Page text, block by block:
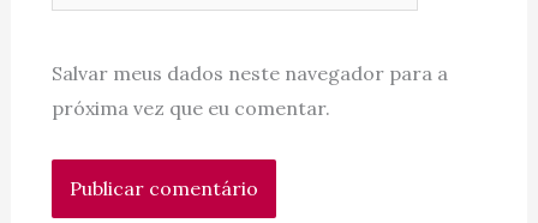
Salvar meus dados neste navegador para a
próxima vez que eu comentar.